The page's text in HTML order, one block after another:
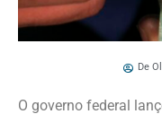
De
O governo federal